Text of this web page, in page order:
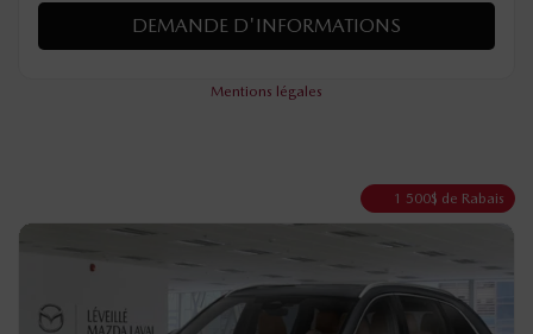
DEMANDE D'INFORMATIONS
Mentions légales
1 500$ de Rabais